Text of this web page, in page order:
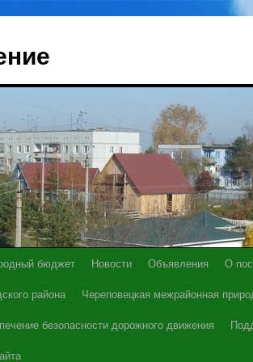
бюджет Новости Объявления О
района Череповецкая межрайонная
безопасности дорожного движения